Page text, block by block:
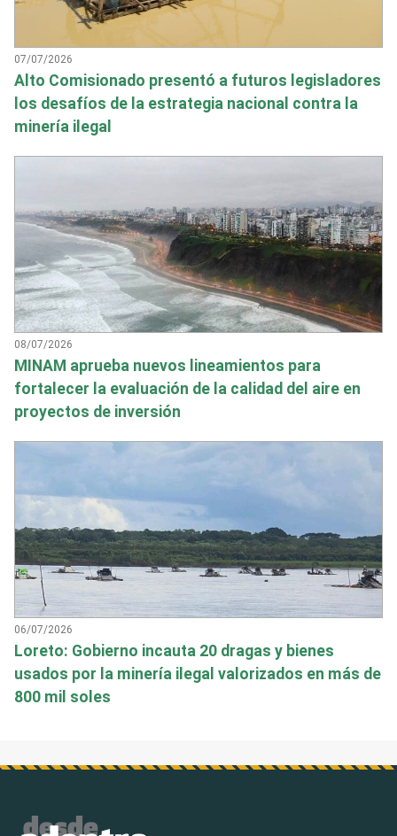
07/07/2026
Alto Comisionado presentó a futuros legisladores
los desafíos de la estrategia nacional contra la
minería ilegal
08/07/2026
MINAM aprueba nuevos lineamientos para
fortalecer la evaluación de la calidad del aire en
proyectos de inversión
06/07/2026
Loreto: Gobierno incauta 20 dragas y bienes
usados por la minería ilegal valorizados en más de
800 mil soles